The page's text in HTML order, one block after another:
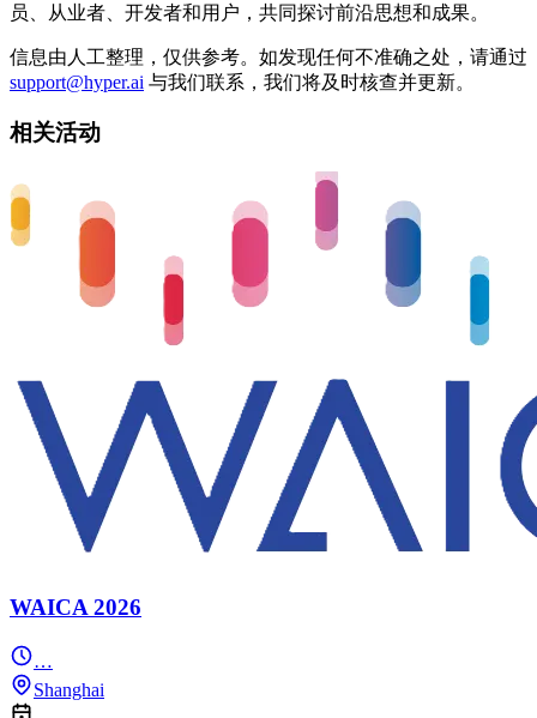
员、从业者、开发者和用户，共同探讨前沿思想和成果。
信息由人工整理，仅供参考。如发现任何不准确之处，请通过
support@hyper.ai 与我们联系，我们将及时核查并更新。
相关活动
WAICA 2026
…
Shanghai